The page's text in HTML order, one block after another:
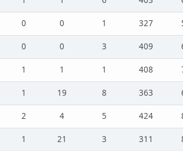
0 0 1 327
0 0 3 409
1 1 1 408
1 19 8 363
2 4 5 424
1 21 3 311